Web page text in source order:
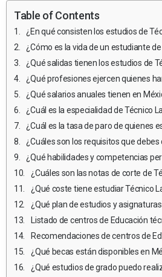
Table of Contents
¿En qué consisten los estudios de Técnico
¿Cómo es la vida de un estudiante de Técnico Laboral en
¿Qué salidas tienen los estudios de Técnico
¿Qué profesiones ejercen quienes han estudiado
¿Qué salarios anuales tienen en México quienes han
¿Cuál es la especialidad de Técnico Laboral en
¿Cuál es la tasa de paro de quienes estudian
¿Cuáles son los requisitos que debes cumplir para estudiar
¿Qué habilidades y competencias personales son importantes para
¿Cuáles son las notas de corte de Técnico
¿Qué coste tiene estudiar Técnico
¿Qué plan de estudios y asignaturas tienen los estudios de
Listado de centros de Educación técnica y tecnológica en México en
Recomendaciones de centros de Educación técnica y tecnológica
¿Qué becas están disponibles en México para estudiar
¿Qué estudios de grado puedo